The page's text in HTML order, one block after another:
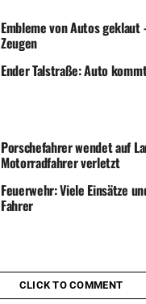
Embleme von Autos
Zeugen
Ender Talstraße: Auto
Porschefahrer wendet auf
Motorradfahrer verletzt
Feuerwehr: Viele Einsätze
Fahrer
CLICK TO COMMENT